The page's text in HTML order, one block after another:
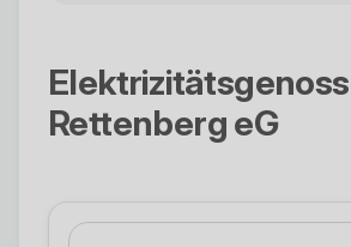
Rettenberg eG